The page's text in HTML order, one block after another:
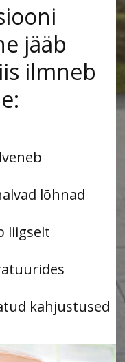
jääb
ilmneb
lõhnad
liigselt
kahjustused